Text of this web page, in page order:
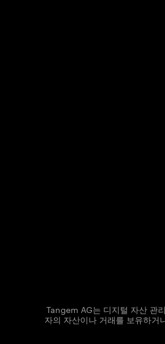
Tangem AG는 디지털 자산 관
자의 자산이나 거래를 보유하